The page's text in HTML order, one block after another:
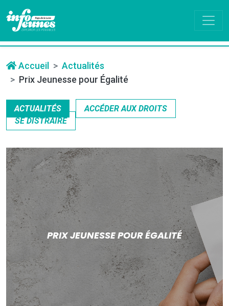
Accueil
Actualités
Prix Jeunesse pour Égalité
ACTUALITÉS
ACCÉDER AUX DROITS
SE DISTRAIRE
PRIX JEUNESSE POUR ÉGALITÉ